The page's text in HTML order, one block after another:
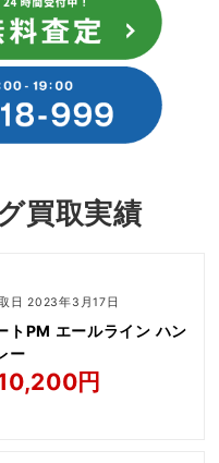
買取実績
日 2023年3月17日
トPM エールライン ハン
ー
円